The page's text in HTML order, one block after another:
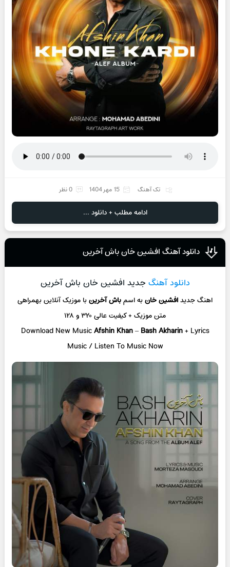
تک آهنگ 15 مهر 1404 0 نظر
ادامه مطلب + دانلود ...
دانلود آهنگ افشین خان باش آخرین
دانلود آهنگ جدید افشین خان باش آخرین
اهنگ جدیدافشین خانبه اسمباش آخرینبا موزیک آنلاینبهمراهی
متن موزیک + کیفیت عالی ۳۲۰ و ۱۲۸
Download New MusicAfshin Khan–Bash Akharin+ Lyrics
Music / Listen To Music Now